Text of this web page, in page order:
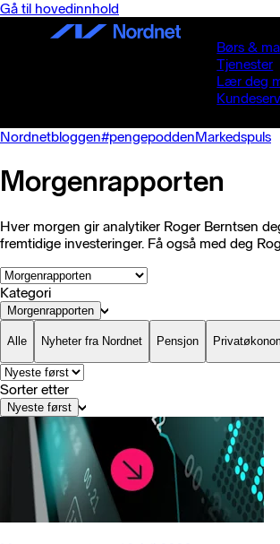
Gå til hovedinnhold
Børs &
Tjenester
Lær deg
Nordnetbloggen#pengepoddenMarkedspuls
Morgenrapporten
Hver morgen gir analytiker Roger Berntsen
fremtidige investeringer. Få også med deg
Kategori
Morgenrapporten
Alle Nyheter fra Nordnet Pensjon
Sorter etter
Nyeste først